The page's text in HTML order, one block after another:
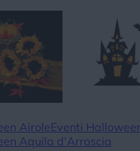
AiroleEventi
Aquila d'Arroscia